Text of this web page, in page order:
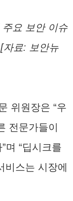
요 보안 이슈
자료: 보안뉴
위원장은 “우
전문가들이
며 “딥시크를
비스는 시장에